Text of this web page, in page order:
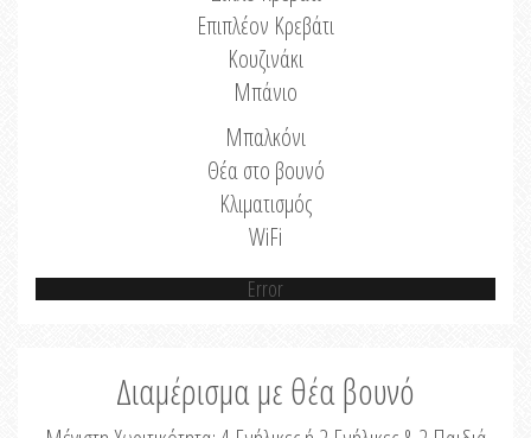
Επιπλέον Κρεβάτι
Κουζινάκι
Μπάνιο
Μπαλκόνι
Θέα στο βουνό
Κλιματισμός
WiFi
Error
Διαμέρισμα με θέα βουνό